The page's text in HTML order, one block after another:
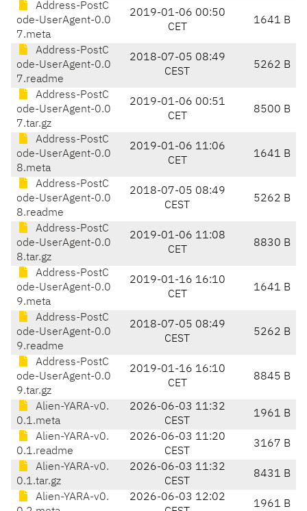
Address-PostC
ode-UserAgent-0.0
7.meta
2019-01-06 00:50
CET
1641 B
Address-PostC
ode-UserAgent-0.0
7.readme
2018-07-05 08:49
CEST
5262 B
Address-PostC
ode-UserAgent-0.0
7.tar.gz
2019-01-06 00:51
CET
8500 B
Address-PostC
ode-UserAgent-0.0
8.meta
2019-01-06 11:06
CET
1641 B
Address-PostC
ode-UserAgent-0.0
8.readme
2018-07-05 08:49
CEST
5262 B
Address-PostC
ode-UserAgent-0.0
8.tar.gz
2019-01-06 11:08
CET
8830 B
Address-PostC
ode-UserAgent-0.0
9.meta
2019-01-16 16:10
CET
1641 B
Address-PostC
ode-UserAgent-0.0
9.readme
2018-07-05 08:49
CEST
5262 B
Address-PostC
ode-UserAgent-0.0
9.tar.gz
2019-01-16 16:10
CET
8845 B
Alien-YARA-v0.
0.1.meta
2026-06-03 11:32
CEST
1961 B
Alien-YARA-v0.
0.1.readme
2026-06-03 11:20
CEST
3167 B
Alien-YARA-v0.
0.1.tar.gz
2026-06-03 11:32
CEST
8431 B
Alien-YARA-v0.
2026-06-03 12:02
1961 B